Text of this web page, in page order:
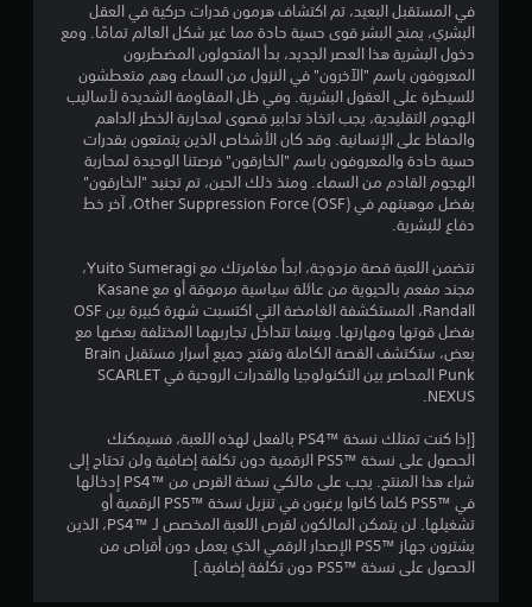
ن
ج
و
م
م
ن
5
ن
ج
م
م
ن
في المستقبل البعيد، تم اكتشاف هرمون قدرات حركية في العقل
البشري، يمنح البشر قوى حسية حادة مما غير شكل العالم تمامًا. ومع
دخول البشرية هذا العصر الجديد، بدأ المتحولون المضطربون
المعروفون باسم "الآخرون" في النزول من السماء وهم متعطشون
للسيطرة على العقول البشرية. وفي ظل المقاومة الشديدة لأساليب
الهجوم التقليدية، يجب اتخاذ تدابير قصوى لمحاربة الخطر الداهم
والحفاظ على الإنسانية. وقد كان الأشخاص الذين يتمتعون بقدرات
حسية حادة والمعروفون باسم "الخارقون" فرصتنا الوحيدة لمحاربة
الهجوم القادم من السماء. ومنذ ذلك الحين، تم تجنيد "الخارقون"
بفضل موهبتهم في Other Suppression Force (OSF)‎، آخر خط
دفاع للبشرية.
تتضمن اللعبة قصة مزدوجة، ابدأ مغامرتك مع Yuito Sumeragi،
مجند مفعم بالحيوية من عائلة سياسية مرموقة أو مع Kasane
Randall، المستكشفة الغامضة التي اكتسبت شهرة كبيرة بين OSF
بفضل قوتها ومهارتها. وبينما تتداخل تجاربهما المختلفة بعضها مع
بعض، ستكتشف القصة الكاملة وتفتح جميع أسرار مستقبل Brain
Punk المحاصر بين التكنولوجيا والقدرات الروحية في SCARLET
NEXUS.
[إذا كنت تمتلك نسخة PS4™‎ بالفعل لهذه اللعبة، فسيمكنك
الحصول على نسخة PS5™‎ الرقمية دون تكلفة إضافية ولن تحتاج إلى
شراء هذا المنتج. يجب على مالكي نسخة القرص من PS4™‎ إدخالها
في PS5™‎ كلما كانوا يرغبون في تنزيل نسخة PS5™‎ الرقمية أو
تشغيلها. لن يتمكن المالكون لقرص اللعبة المخصص لـ PS4™‎، الذين
يشترون جهاز PS5™‎ الإصدار الرقمي الذي يعمل دون أقراص من
الحصول على نسخة PS5™‎ دون تكلفة إضافية.]